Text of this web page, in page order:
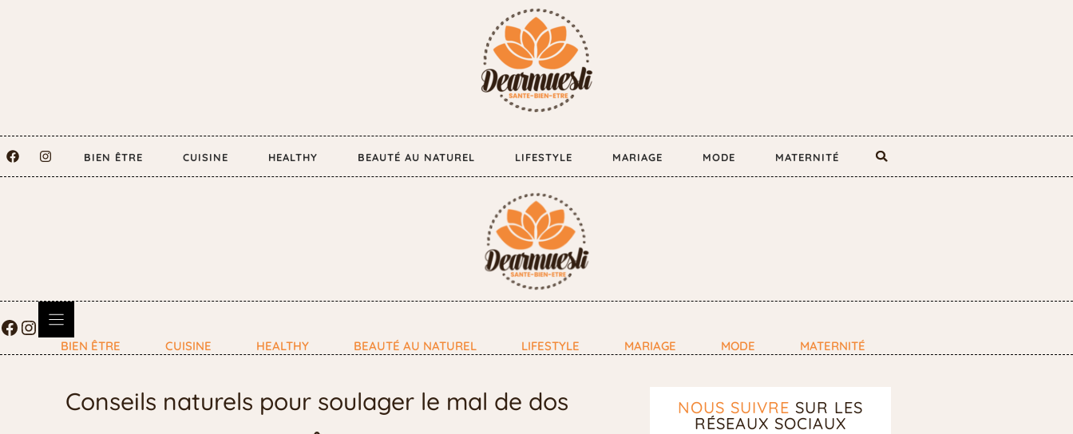
BIEN ÊTRE CUISINE HEALTHY BEAUTÉ AU NATUREL LIFESTYLE MARIAGE MODE MATERNITÉ
BIEN ÊTRE CUISINE HEALTHY BEAUTÉ AU NATUREL LIFESTYLE MARIAGE MODE MATERNITÉ
Conseils naturels pour soulager le mal de dos NOUS SUIVRE SUR LES
RÉSEAUX SOCIAUX